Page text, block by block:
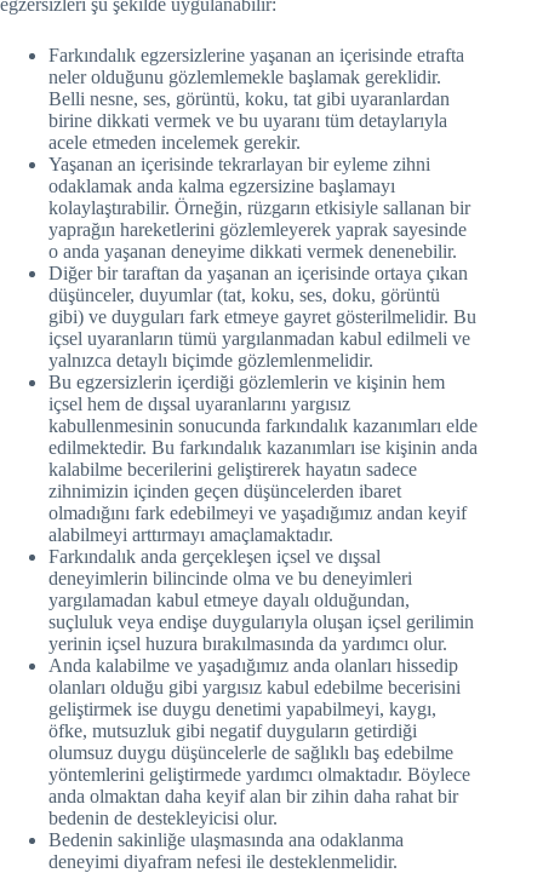
Farkındalık egzersizlerine yaşanan an içerisinde etrafta
neler olduğunu gözlemlemekle başlamak gereklidir.
Belli nesne, ses, görüntü, koku, tat gibi uyaranlardan
birine dikkati vermek ve bu uyaranı tüm detaylarıyla
acele etmeden incelemek gerekir.
Yaşanan an içerisinde tekrarlayan bir eyleme zihni
odaklamak anda kalma egzersizine başlamayı
kolaylaştırabilir. Örneğin, rüzgarın etkisiyle sallanan bir
yaprağın hareketlerini gözlemleyerek yaprak sayesinde
o anda yaşanan deneyime dikkati vermek denenebilir.
Diğer bir taraftan da yaşanan an içerisinde ortaya çıkan
düşünceler, duyumlar (tat, koku, ses, doku, görüntü
gibi) ve duyguları fark etmeye gayret gösterilmelidir. Bu
içsel uyaranların tümü yargılanmadan kabul edilmeli ve
yalnızca detaylı biçimde gözlemlenmelidir.
Bu egzersizlerin içerdiği gözlemlerin ve kişinin hem
içsel hem de dışsal uyaranlarını yargısız
kabullenmesinin sonucunda farkındalık kazanımları elde
edilmektedir. Bu farkındalık kazanımları ise kişinin anda
kalabilme becerilerini geliştirerek hayatın sadece
zihnimizin içinden geçen düşüncelerden ibaret
olmadığını fark edebilmeyi ve yaşadığımız andan keyif
alabilmeyi arttırmayı amaçlamaktadır.
Farkındalık anda gerçekleşen içsel ve dışsal
deneyimlerin bilincinde olma ve bu deneyimleri
yargılamadan kabul etmeye dayalı olduğundan,
suçluluk veya endişe duygularıyla oluşan içsel gerilimin
yerinin içsel huzura bırakılmasında da yardımcı olur.
Anda kalabilme ve yaşadığımız anda olanları hissedip
olanları olduğu gibi yargısız kabul edebilme becerisini
geliştirmek ise duygu denetimi yapabilmeyi, kaygı,
öfke, mutsuzluk gibi negatif duyguların getirdiği
olumsuz duygu düşüncelerle de sağlıklı baş edebilme
yöntemlerini geliştirmede yardımcı olmaktadır. Böylece
anda olmaktan daha keyif alan bir zihin daha rahat bir
bedenin de destekleyicisi olur.
Bedenin sakinliğe ulaşmasında ana odaklanma
deneyimi diyafram nefesi ile desteklenmelidir.